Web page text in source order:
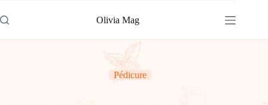
au
contenu
Olivia Mag
Pédicure